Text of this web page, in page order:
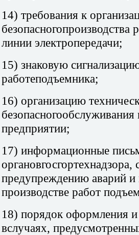
14) требования к
линии электропередачи;
15) знаковую
работеподъемника;
16) организацию
предприятии;
17) информационные
предупреждению аварий и
производстве работ
18) порядок оформления
вслучаях,